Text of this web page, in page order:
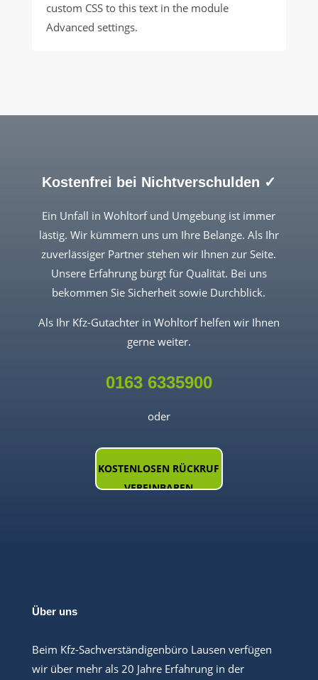
custom CSS to this text in the module
Advanced settings.
Kostenfrei bei Nichtverschulden ✓
Ein Unfall in Wohltorf und Umgebung ist immer
lästig. Wir kümmern uns um Ihre Belange. Als Ihr
zuverlässiger Partner stehen wir Ihnen zur Seite.
Unsere Erfahrung bürgt für Qualität. Bei uns
bekommen Sie Sicherheit sowie Durchblick.
Als Ihr Kfz-Gutachter in Wohltorf helfen wir Ihnen
gerne weiter.
0163 6335900
oder
KOSTENLOSEN RÜCKRUF
VEREINBAREN
Über uns
Beim Kfz-Sachverständigenbüro Lausen verfügen
wir über mehr als 20 Jahre Erfahrung in der